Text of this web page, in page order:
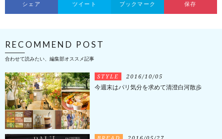
シェア ツイート ブックマーク 保存
RECOMMEND POST
合わせて読みたい、編集部オススメ記事
STYLE 2016/10/05
今週末はパリ気分を求めて清澄白河散歩